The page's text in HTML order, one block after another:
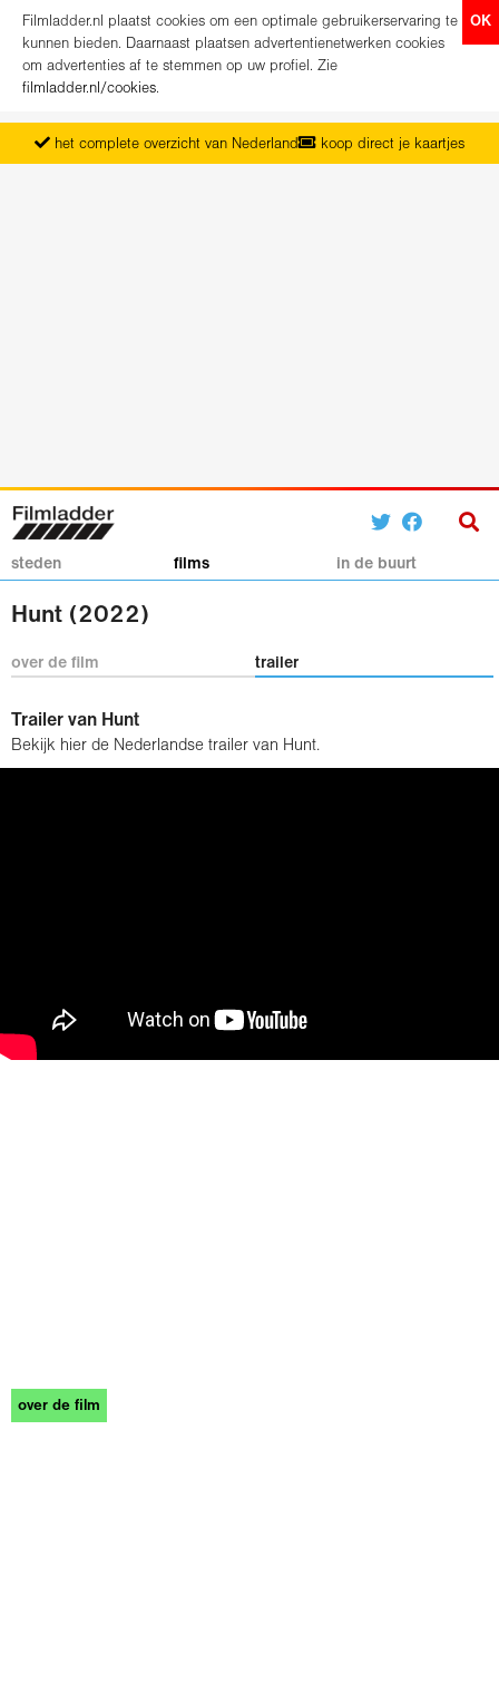
OK
Filmladder.nl plaatst cookies om een optimale gebruikerservaring te
kunnen bieden. Daarnaast plaatsen advertentienetwerken cookies
om advertenties af te stemmen op uw profiel. Zie
filmladder.nl/cookies.
het complete overzicht van Nederland
koop direct je kaartjes
vanaf maandag het nieuwe programma
steden films in de buurt
Hunt (2022)
over de film trailer
Trailer van Hunt
Bekijk hier de Nederlandse trailer van Hunt.
over de film